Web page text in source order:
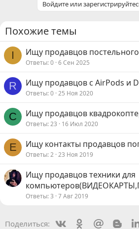
Войдите или
Похожие темы
I Ищу продавцов
Ответы 0 6 Сен 2025
R Ищу продавцов с AirPods и
Ответы 0 25 Ноя 2020
С Ищу продавцов
Ответы 23 16 Июл 2020
E Ищу контакты продавцов
Ответы 2 23 Ноя 2019
Ищу продавцов техники для
Ответы 3 7 Авг 2019
Поделиться: VkontakteOdnoklassniki
Mail.ru